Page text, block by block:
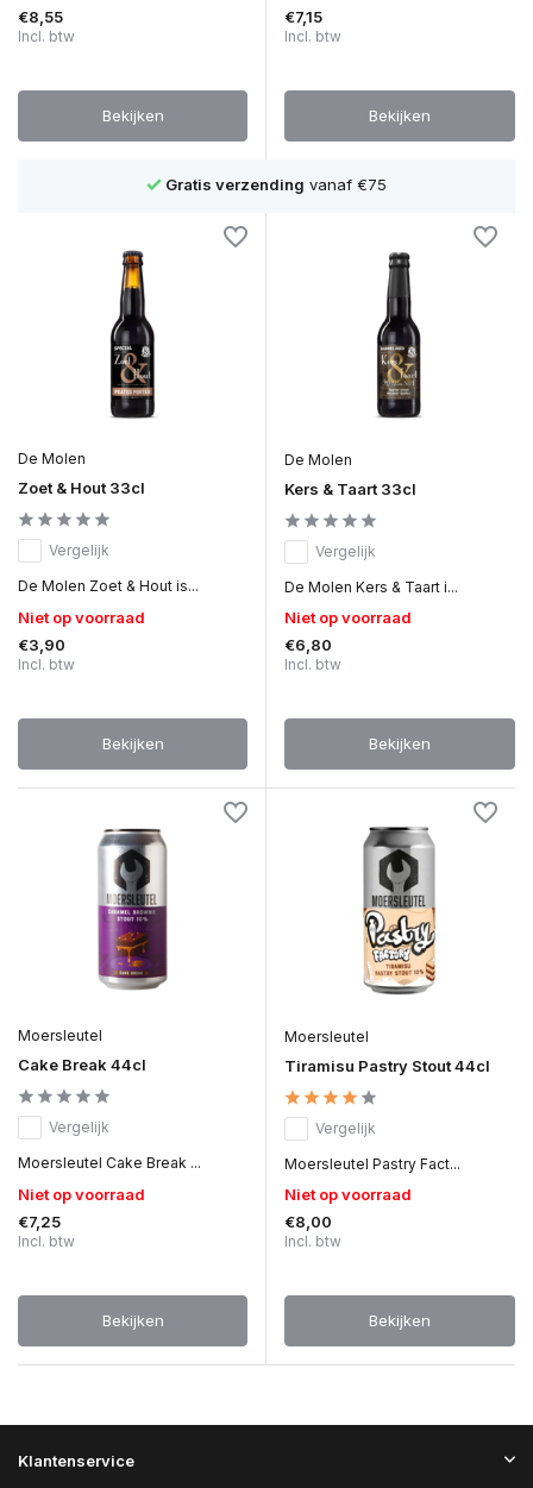
€8,55
Incl. btw
Bekijken
€7,15
Incl. btw
Bekijken
Gratis verzending vanaf €75
De Molen
Zoet & Hout 33cl
Vergelijk
De Molen Zoet & Hout is...
Niet op voorraad
€3,90
Incl. btw
Bekijken
De Molen
Kers & Taart 33cl
Vergelijk
De Molen Kers & Taart i...
Niet op voorraad
€6,80
Incl. btw
Bekijken
Moersleutel
Cake Break 44cl
Vergelijk
Moersleutel Cake Break ...
Niet op voorraad
€7,25
Incl. btw
Bekijken
Moersleutel
Tiramisu Pastry Stout 44cl
Vergelijk
Moersleutel Pastry Fact...
Niet op voorraad
€8,00
Incl. btw
Bekijken
Klantenservice